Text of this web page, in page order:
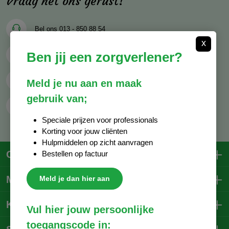
Bel ons 013 - 850 88 54
Mail onsinfo@decocare.nl
Whatsapp 06 - 81 38 59 03
Contactgegevens
Mijn account
Klantenservice
x
Ben jij een zorgverlener?
Meld je nu aan en maak
gebruik van;
Speciale prijzen voor professionals
Korting voor jouw cliënten
Hulpmiddelen op zicht aanvragen
Bestellen op factuur
Meld je dan hier aan
Vul hier jouw persoonlijke
toegangscode in: